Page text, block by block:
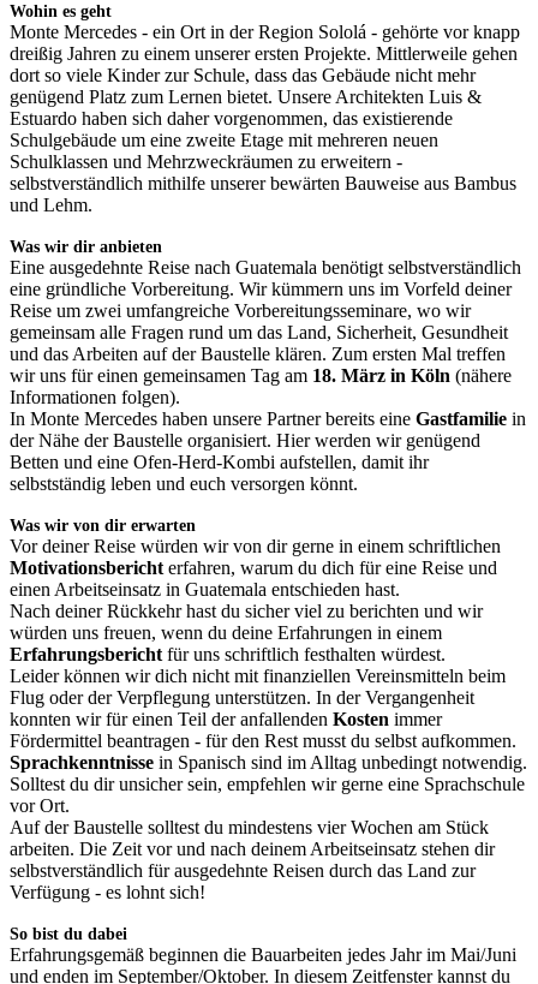
Wohin es geht
Monte Mercedes - ein Ort in der Region Sololá - gehörte vor knapp
dreißig Jahren zu einem unserer ersten Projekte. Mittlerweile gehen
dort so viele Kinder zur Schule, dass das Gebäude nicht mehr
genügend Platz zum Lernen bietet. Unsere Architekten Luis &
Estuardo haben sich daher vorgenommen, das existierende
Schulgebäude um eine zweite Etage mit mehreren neuen
Schulklassen und Mehrzweckräumen zu erweitern -
selbstverständlich mithilfe unserer bewärten Bauweise aus Bambus
und Lehm.
Was wir dir anbieten
Eine ausgedehnte Reise nach Guatemala benötigt selbstverständlich
eine gründliche Vorbereitung. Wir kümmern uns im Vorfeld deiner
Reise um zwei umfangreiche Vorbereitungsseminare, wo wir
gemeinsam alle Fragen rund um das Land, Sicherheit, Gesundheit
und das Arbeiten auf der Baustelle klären. Zum ersten Mal treffen
wir uns für einen gemeinsamen Tag am 18. März in Köln (nähere
Informationen folgen).
In Monte Mercedes haben unsere Partner bereits eine Gastfamilie in
der Nähe der Baustelle organisiert. Hier werden wir genügend
Betten und eine Ofen-Herd-Kombi aufstellen, damit ihr
selbstständig leben und euch versorgen könnt.
Was wir von dir erwarten
Vor deiner Reise würden wir von dir gerne in einem schriftlichen
Motivationsbericht erfahren, warum du dich für eine Reise und
einen Arbeitseinsatz in Guatemala entschieden hast.
Nach deiner Rückkehr hast du sicher viel zu berichten und wir
würden uns freuen, wenn du deine Erfahrungen in einem
Erfahrungsbericht für uns schriftlich festhalten würdest.
Leider können wir dich nicht mit finanziellen Vereinsmitteln beim
Flug oder der Verpflegung unterstützen. In der Vergangenheit
konnten wir für einen Teil der anfallenden Kosten immer
Fördermittel beantragen - für den Rest musst du selbst aufkommen.
Sprachkenntnisse in Spanisch sind im Alltag unbedingt notwendig.
Solltest du dir unsicher sein, empfehlen wir gerne eine Sprachschule
vor Ort.
Auf der Baustelle solltest du mindestens vier Wochen am Stück
arbeiten. Die Zeit vor und nach deinem Arbeitseinsatz stehen dir
selbstverständlich für ausgedehnte Reisen durch das Land zur
Verfügung - es lohnt sich!
So bist du dabei
Erfahrungsgemäß beginnen die Bauarbeiten jedes Jahr im Mai/Juni
und enden im September/Oktober. In diesem Zeitfenster kannst du